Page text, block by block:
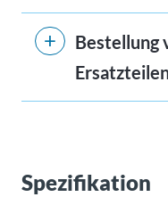
Bestellung
Spezifikation